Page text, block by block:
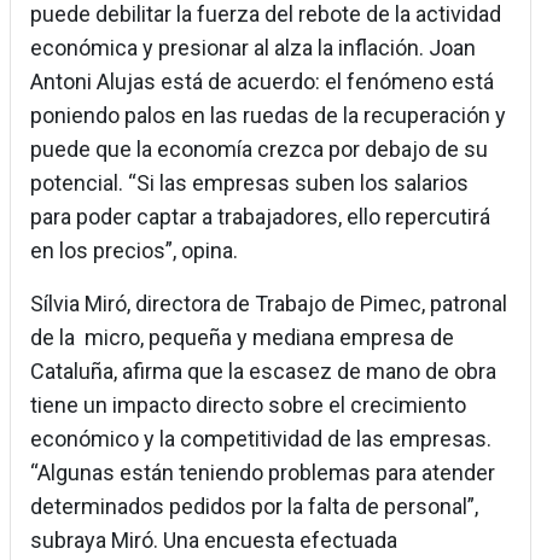
puede debilitar la fuerza del rebote de la actividad
económica y presionar al alza la inflación. Joan
Antoni Alujas está de acuerdo: el fenómeno está
poniendo palos en las ruedas de la recuperación y
puede que la economía crezca por debajo de su
potencial. “Si las empresas suben los salarios
para poder captar a trabajadores, ello repercutirá
en los precios”, opina.
Sílvia Miró, directora de Trabajo de Pimec, patronal
de la micro, pequeña y mediana empresa de
Cataluña, afirma que la escasez de mano de obra
tiene un impacto directo sobre el crecimiento
económico y la competitividad de las empresas.
“Algunas están teniendo problemas para atender
determinados pedidos por la falta de personal”,
subraya Miró. Una encuesta efectuada